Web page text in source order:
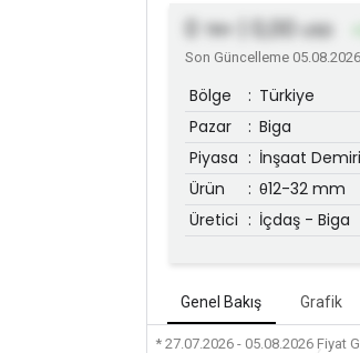
TRY | 0,00 USD
Son Güncelleme
Bölge : Türkiye
Pazar
: Biga
Piyasa : İnşaat Demiri
Ürün
: θ12-32 mm
Üretici : İçdaş - Biga
Genel Bakış Grafik
* 27.07.2026 - 05.08.2026 Fiyat